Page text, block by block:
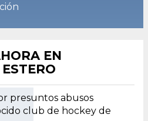
EN
presuntos abusos
club de hockey de